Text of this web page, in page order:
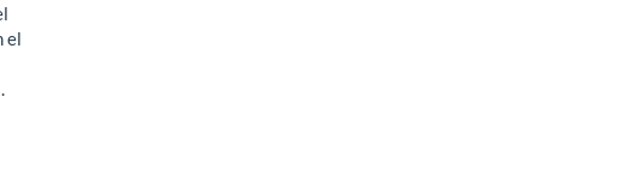
el